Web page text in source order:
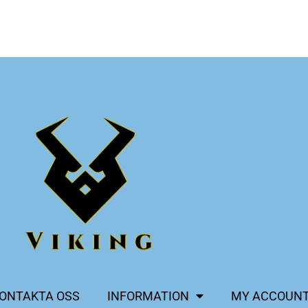
OSS INFORMATION MY